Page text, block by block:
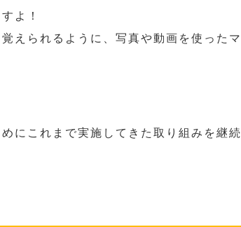
よ！
えられるように、写真や動画を使ったマ
にこれまで実施してきた取り組みを継続